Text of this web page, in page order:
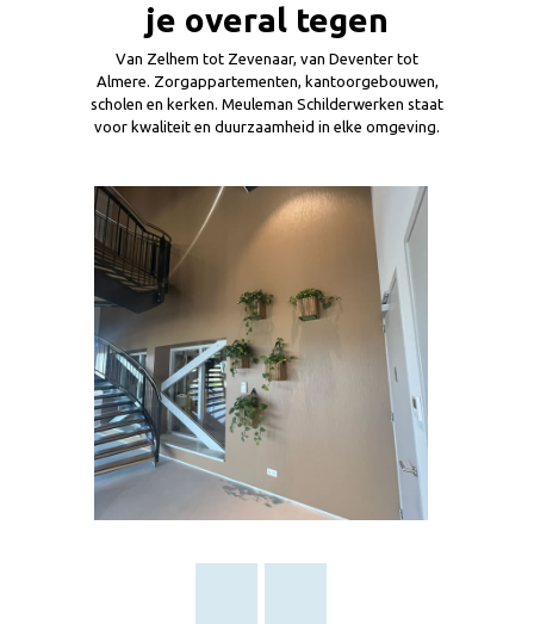
je overal tegen
Van Zelhem tot Zevenaar, van Deventer tot
Almere. Zorgappartementen, kantoorgebouwen,
scholen en kerken. Meuleman Schilderwerken staat
voor kwaliteit en duurzaamheid in elke omgeving.